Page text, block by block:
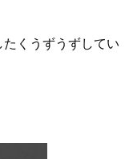
くうずうずしてい